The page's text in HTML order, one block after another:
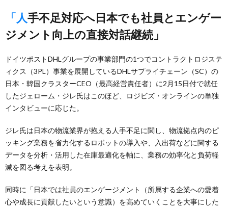
「人手不足対応へ日本でも社員とエンゲー
ジメント向上の直接対話継続」
ドイツポストDHLグループの事業部門の1つでコントラクトロジステ
ィクス（3PL）事業を展開しているDHLサプライチェーン（SC）の
日本・韓国クラスターCEO（最高経営責任者）に2月15日付で就任
したジェローム・ジレ氏はこのほど、ロジビズ・オンラインの単独
インタビューに応じた。
ジレ氏は日本の物流業界が抱える人手不足に関し、物流拠点内のピ
ッキング業務を省力化するロボットの導入や、入出荷などに関する
データを分析・活用した在庫最適化を軸に、業務の効率化と負荷軽
減を図る考えを表明。
同時に「日本では社員のエンゲージメント（所属する企業への愛着
心や成長に貢献したいという意識）を高めていくことを大事にした